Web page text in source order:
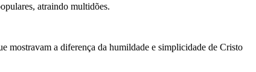
atraindo multidões.
mostravam a diferença da humildade e simplicidade de Cristo